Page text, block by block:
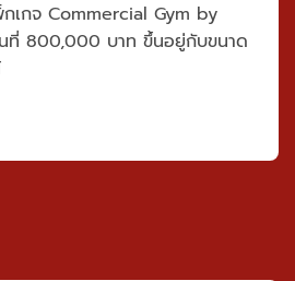
เกจ Commercial Gym by
ที่ 800,000 บาท ขึ้นอยู่กับขนาด